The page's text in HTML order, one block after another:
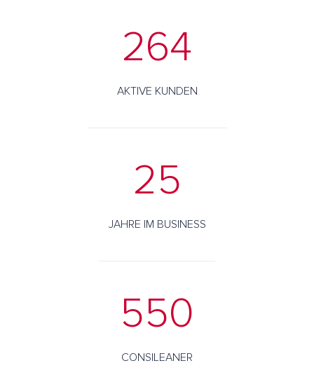
264
AKTIVE KUNDEN
25
JAHRE IM BUSINESS
550
CONSILEANER